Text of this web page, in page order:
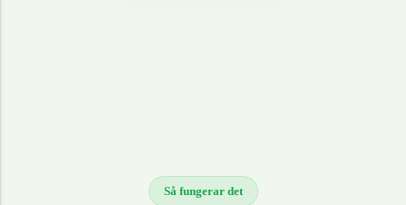
Så fungerar det